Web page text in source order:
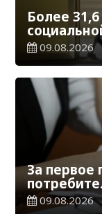
Более
09.08.2026
За первое
тенге
09.08.2026